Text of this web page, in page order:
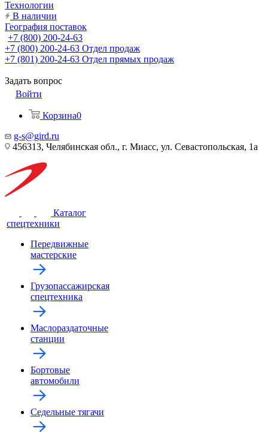
Технологии
В наличии
География поставок
+7 (800) 200-24-63
+7 (800) 200-24-63 Отдел продаж
+7 (801) 200-24-63 Отдел прямых продаж
Задать вопрос
Войти
Корзина0
g-s@gird.ru
456313, Челябинская обл., г. Миасс, ул. Севастопольская, 1а
Каталог
спецтехники
Передвижные
мастерские
Грузопассажирская
спецтехника
Маслораздаточные
станции
Бортовые
автомобили
Седельные тягачи